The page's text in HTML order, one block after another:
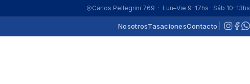
Carlos Pellegrini 769 · Lun–Vie 9–17hs · Sáb 10–13hs
NosotrosTasacionesContacto